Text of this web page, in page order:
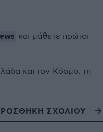
και μάθετε πρώτοι
και τον Κόσμο, τη
ΣΧΟΛΙΟΥ